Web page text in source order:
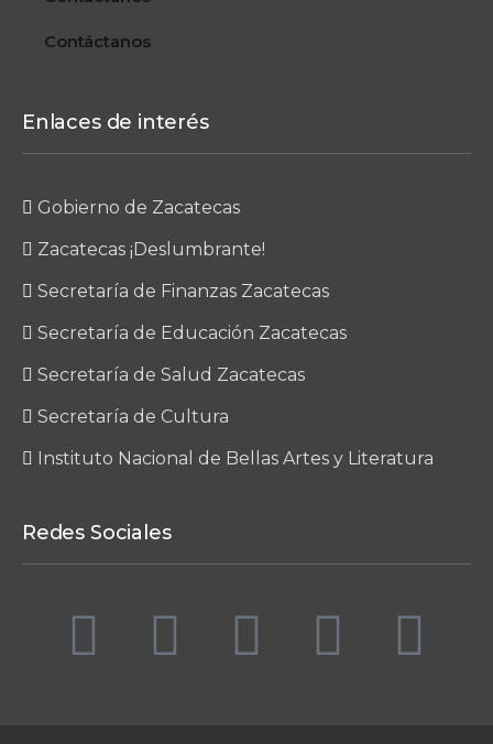
Contáctanos
Enlaces de interés
Gobierno de Zacatecas
Zacatecas ¡Deslumbrante!
Secretaría de Finanzas Zacatecas
Secretaría de Educación Zacatecas
Secretaría de Salud Zacatecas
Secretaría de Cultura
Instituto Nacional de Bellas Artes y Literatura
Redes Sociales